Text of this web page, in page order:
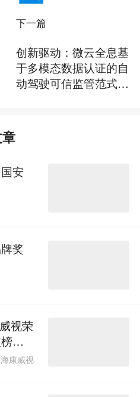
下一篇
创新驱动：微云全息基
于多模态数据认证的自
动驾驶可信监管范式探
安
奖
视荣
单
海康威视